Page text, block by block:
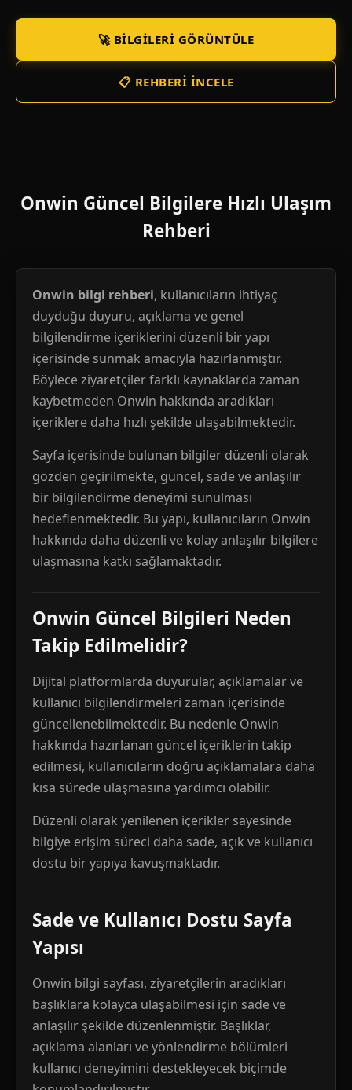
🚀 BILGILERI GÖRÜNTÜLE
📋 REHBERI İNCELE
Onwin Güncel Bilgilere Hızlı Ulaşım
Rehberi
Onwin bilgi rehberi, kullanıcıların ihtiyaç
duyduğu duyuru, açıklama ve genel
bilgilendirme içeriklerini düzenli bir yapı
içerisinde sunmak amacıyla hazırlanmıştır.
Böylece ziyaretçiler farklı kaynaklarda zaman
kaybetmeden Onwin hakkında aradıkları
içeriklere daha hızlı şekilde ulaşabilmektedir.
Sayfa içerisinde bulunan bilgiler düzenli olarak
gözden geçirilmekte, güncel, sade ve anlaşılır
bir bilgilendirme deneyimi sunulması
hedeflenmektedir. Bu yapı, kullanıcıların Onwin
hakkında daha düzenli ve kolay anlaşılır bilgilere
ulaşmasına katkı sağlamaktadır.
Onwin Güncel Bilgileri Neden
Takip Edilmelidir?
Dijital platformlarda duyurular, açıklamalar ve
kullanıcı bilgilendirmeleri zaman içerisinde
güncellenebilmektedir. Bu nedenle Onwin
hakkında hazırlanan güncel içeriklerin takip
edilmesi, kullanıcıların doğru açıklamalara daha
kısa sürede ulaşmasına yardımcı olabilir.
Düzenli olarak yenilenen içerikler sayesinde
bilgiye erişim süreci daha sade, açık ve kullanıcı
dostu bir yapıya kavuşmaktadır.
Sade ve Kullanıcı Dostu Sayfa
Yapısı
Onwin bilgi sayfası, ziyaretçilerin aradıkları
başlıklara kolayca ulaşabilmesi için sade ve
anlaşılır şekilde düzenlenmiştir. Başlıklar,
açıklama alanları ve yönlendirme bölümleri
kullanıcı deneyimini destekleyecek biçimde